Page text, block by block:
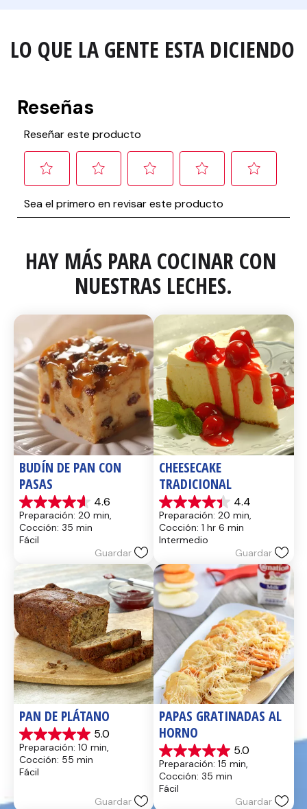
LO QUE LA GENTE ESTA DICIENDO
HAY MÁS PARA COCINAR CON
NUESTRAS LECHES.
BUDÍN DE PAN CON
PASAS
4.6
4.6
de
5
estrellas.
reseñas
Preparación: 20 min,
Cocción: 35 min
Fácil
Guardar
CHEESECAKE
TRADICIONAL
4.4
4.4
de
5
estrellas.
reseñas
Preparación: 20 min,
Cocción: 1 hr 6 min
Intermedio
Guardar
PAN DE PLÁTANO
5.0
5.0
de
5
estrellas.
Preparación: 10 min,
Cocción: 55 min
Fácil
Guardar
PAPAS GRATINADAS AL
HORNO
5.0
5.0
de
5
estrellas.
Preparación: 15 min,
Cocción: 35 min
Fácil
Guardar